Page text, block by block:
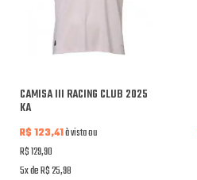
CAMISA III RACING CLUB 2025
KA
R$ 123,41à vista ou
R$ 129,90
5x de R$ 25,98